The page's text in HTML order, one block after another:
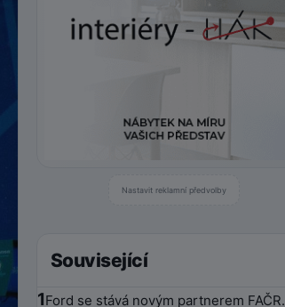
Nastavit reklamní předvolby
Související
1Ford se stává novým partnerem FAČR.